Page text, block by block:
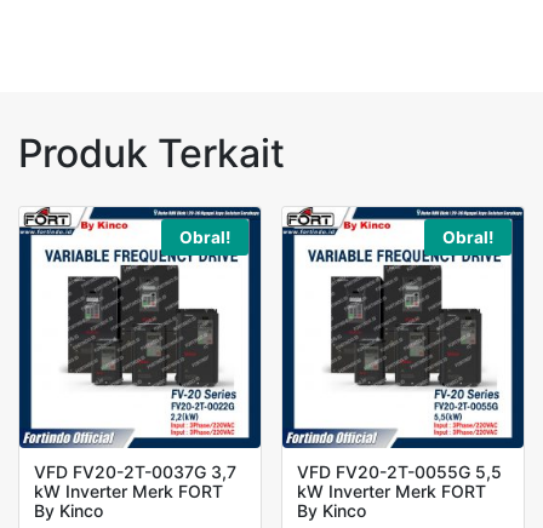
Produk Terkait
Obral!
VFD FV20-2T-0037G 3,7
kW Inverter Merk FORT
By Kinco
Obral!
VFD FV20-2T-0055G 5,5
kW Inverter Merk FORT
By Kinco